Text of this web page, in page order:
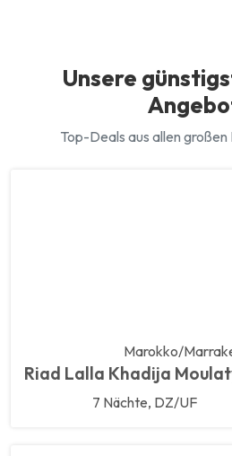
Unsere
Top-Deals aus allen
Marokko/
7 Nächte, DZ/UF